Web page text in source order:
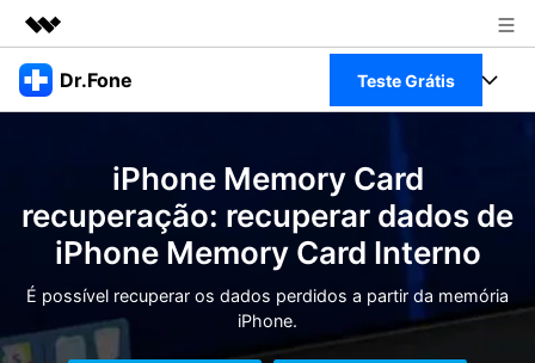
Produtos em destaque
Soluções
Sala de imprensa
Dr.Fone Teste Grátis
Veja Toolkit Completo >
Productos
Para PC
Para Celular
Guia & Suporte
Ações rápidas
Recursos
iPhone Memory Card
recuperação: recuperar dados de
iPhone Memory Card Interno
É possível recuperar os dados perdidos a partir da memória
iPhone.